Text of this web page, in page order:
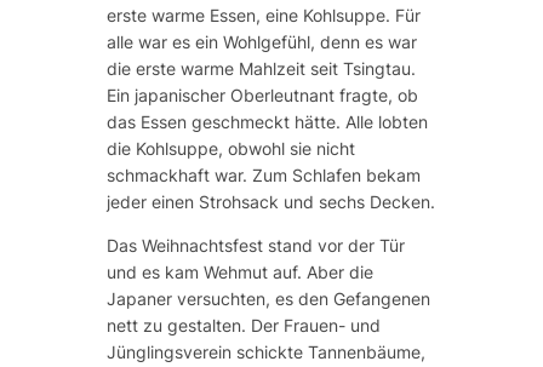
erste warme Essen, eine Kohlsuppe. Für
alle war es ein Wohlgefühl, denn es war
die erste warme Mahlzeit seit Tsingtau.
Ein japanischer Oberleutnant fragte, ob
das Essen geschmeckt hätte. Alle lobten
die Kohlsuppe, obwohl sie nicht
schmackhaft war. Zum Schlafen bekam
jeder einen Strohsack und sechs Decken.
Das Weihnachtsfest stand vor der Tür
und es kam Wehmut auf. Aber die
Japaner versuchten, es den Gefangenen
nett zu gestalten. Der Frauen- und
Jünglingsverein schickte Tannenbäume,